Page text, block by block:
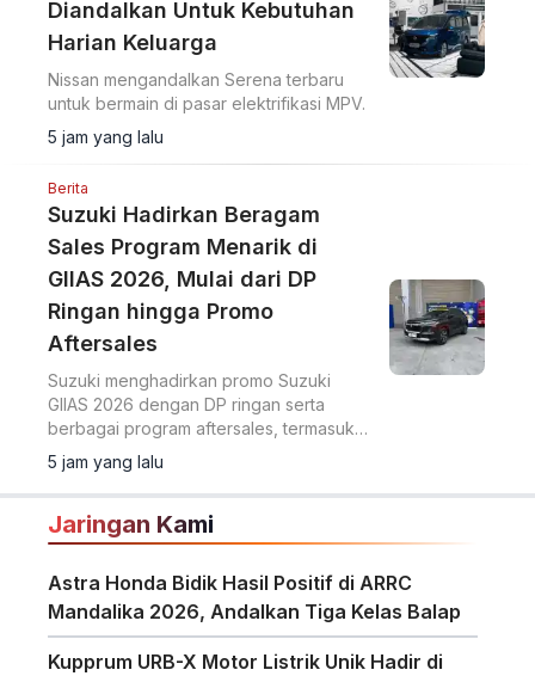
Diandalkan Untuk Kebutuhan
Harian Keluarga
Nissan mengandalkan Serena terbaru
untuk bermain di pasar elektrifikasi MPV.
5 jam yang lalu
Berita
Suzuki Hadirkan Beragam
Sales Program Menarik di
GIIAS 2026, Mulai dari DP
Ringan hingga Promo
Aftersales
Suzuki menghadirkan promo Suzuki
GIIAS 2026 dengan DP ringan serta
berbagai program aftersales, termasuk
diskon suku cadang dan voucher selama
pameran di ICE BSD City.
5 jam yang lalu
Jaringan Kami
Astra Honda Bidik Hasil Positif di ARRC
Mandalika 2026, Andalkan Tiga Kelas Balap
Kupprum URB-X Motor Listrik Unik Hadir di